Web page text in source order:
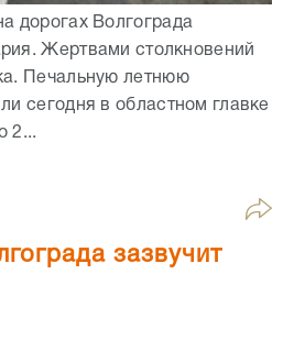
дорогах Волгограда
Жертвами столкновений
Печальную летнюю
сегодня в областном главке
2...
зазвучит